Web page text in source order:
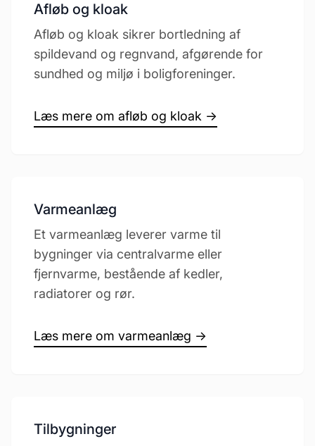
Afløb og kloak
Afløb og kloak sikrer bortledning af
spildevand og regnvand, afgørende for
sundhed og miljø i boligforeninger.
Læs mere om afløb og kloak →
Varmeanlæg
Et varmeanlæg leverer varme til
bygninger via centralvarme eller
fjernvarme, bestående af kedler,
radiatorer og rør.
Læs mere om varmeanlæg →
Tilbygninger